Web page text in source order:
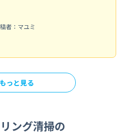
者：マユミ
もっと見る
ング清掃の